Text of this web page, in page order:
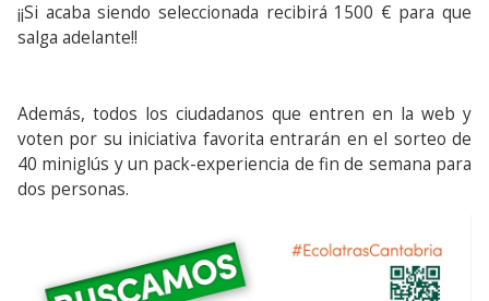
¡¡Si acaba siendo seleccionada recibirá 1500 € para que
salga adelante!!
Además, todos los ciudadanos que entren en la web y
voten por su iniciativa favorita entrarán en el sorteo de
40 miniglús y un pack-experiencia de fin de semana para
dos personas.